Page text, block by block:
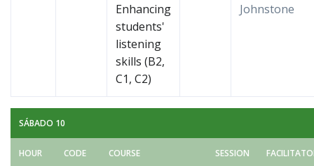
Enhancing
students'
listening
skills (B2,
C1, C2)
Johnstone
SÁBADO 10
HOUR CODE COURSE SESSION